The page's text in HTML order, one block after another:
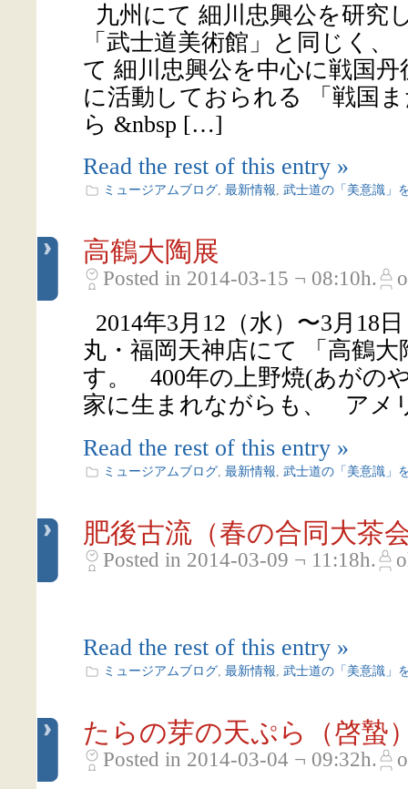
九州にて 細川忠興公を研究
「武士道美術館」と同じく
て 細川忠興公を中心に戦国
に活動しておられる 「戦国
ら &nbsp […]
Read the rest of this entry »
ミュージアムブログ, 最新情報, 武士道の「美意識」
高鶴大陶展
Posted in 2014-03-15 ¬ 08:10h.
2014年3月12（水）〜3月18
丸・福岡天神店にて 「高鶴
す。 400年の上野焼(あがの
家に生まれながらも、 ア
Read the rest of this entry »
ミュージアムブログ 最新情報 武士道の「美意識」
肥後古流（春の合同大茶
Posted in 2014-03-09 ¬ 11:18h.
Read the rest of this entry »
ミュージアムブログ 最新情報 武士道の「美意識」
たらの芽の天ぷら（啓蟄
Posted in 2014-03-04 ¬ 09:32h.